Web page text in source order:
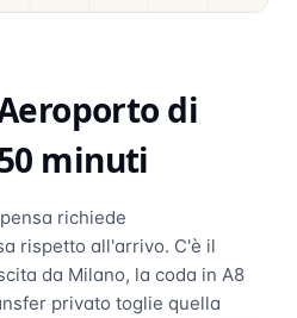
di
minuti
richiede
rispetto all'arrivo. C'è il
da Milano, la coda in A8
privato toglie quella